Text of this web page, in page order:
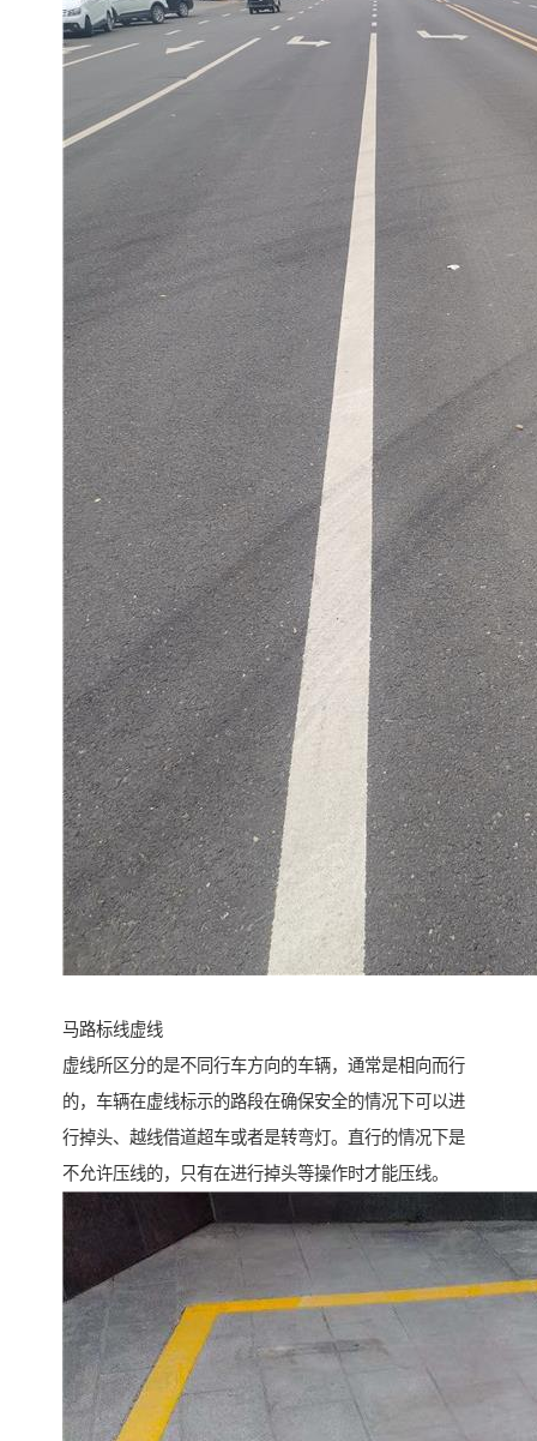
马路标线虚线
虚线所区分的是不同行车方向的车辆，通常是相向而行
的，车辆在虚线标示的路段在确保安全的情况下可以进
行掉头、越线借道超车或者是转弯灯。直行的情况下是
不允许压线的，只有在进行掉头等操作时才能压线。